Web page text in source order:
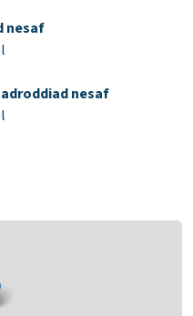
nesaf
nesaf